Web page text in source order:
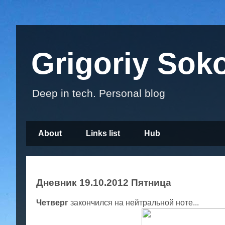
Grigoriy
Deep in tech. Personal blog
About Links list Hub
Дневник 19.10.2012 Пятница
Четверг закончился на нейтральной ноте...